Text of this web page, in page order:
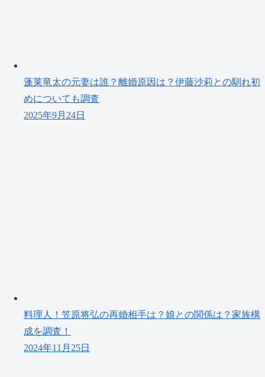
蓬莱竜太の元妻は誰？離婚原因は？伊藤沙莉との馴れ初
めについても調査
2025年9月24日
料理人！笠原将弘の再婚相手は？娘との関係は？家族構
成を調査！
2024年11月25日